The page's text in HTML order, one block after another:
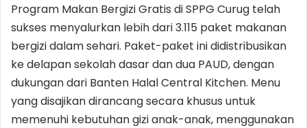
Program Makan Bergizi Gratis di SPPG Curug telah
sukses menyalurkan lebih dari 3.115 paket makanan
bergizi dalam sehari. Paket-paket ini didistribusikan
ke delapan sekolah dasar dan dua PAUD, dengan
dukungan dari Banten Halal Central Kitchen. Menu
yang disajikan dirancang secara khusus untuk
memenuhi kebutuhan gizi anak-anak, menggunakan